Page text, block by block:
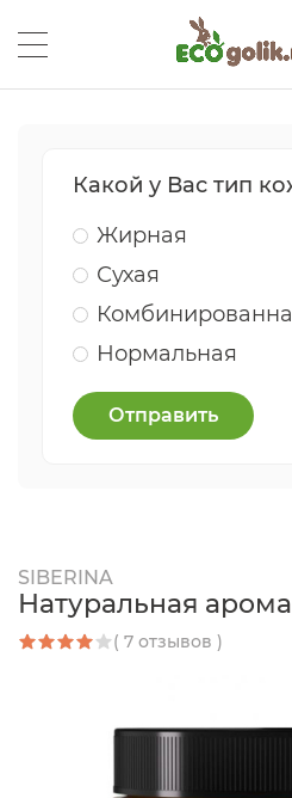
Какой у Вас тип
Жирная
Сухая
Нормальная
Отправить
SIBERINA
Натуральная
( 7 отзывов )